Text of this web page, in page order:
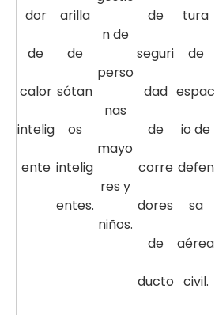
dor
de
calor
intelig
ente
arilla
de
sótan
os
intelig
entes.
n de
perso
nas
mayo
res y
niños.
de
seguri
dad
de
corre
dores
de
ducto
tura
de
espac
io de
defen
sa
aérea
civil.